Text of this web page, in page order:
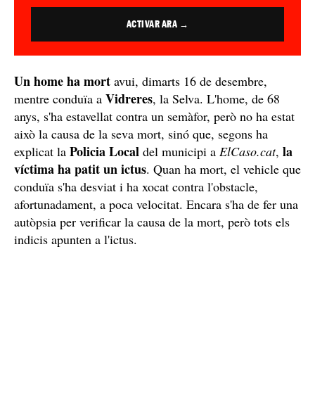
ACTIVAR ARA →
Un home ha mort avui, dimarts 16 de desembre,
mentre conduïa a Vidreres, la Selva. L'home, de 68
anys, s'ha estavellat contra un semàfor, però no ha estat
això la causa de la seva mort, sinó que, segons ha
explicat la Policia Local del municipi a ElCaso.cat, la
víctima ha patit un ictus. Quan ha mort, el vehicle que
conduïa s'ha desviat i ha xocat contra l'obstacle,
afortunadament, a poca velocitat. Encara s'ha de fer una
autòpsia per verificar la causa de la mort, però tots els
indicis apunten a l'ictus.